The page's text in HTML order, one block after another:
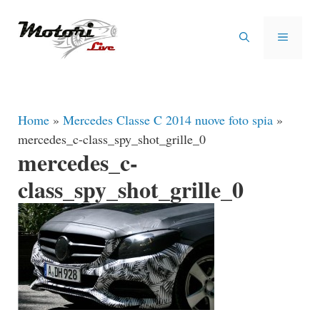
MENU
Home » Mercedes Classe C 2014 nuove foto spia »
mercedes_c-class_spy_shot_grille_0
mercedes_c-
class_spy_shot_grille_0